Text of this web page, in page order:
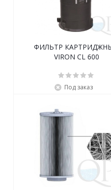
ФИЛЬТР
VIRON CL 600
Под заказ